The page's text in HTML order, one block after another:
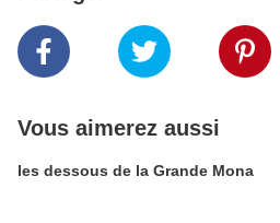
Vous aimerez aussi
les dessous de la Grande Mona